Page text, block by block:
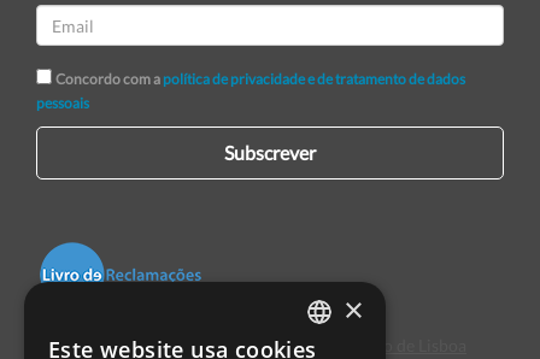
Concordo com a política de privacidade e de tratamento de dados
pessoais
Subscrever
Centro de Arbitragem de Conflitos de Consumo de Lisboa
×
Este website usa cookies